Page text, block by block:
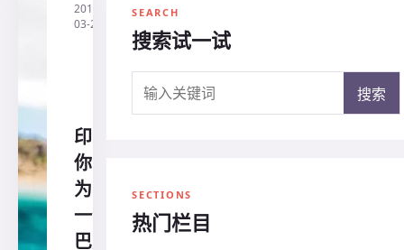
2019-
03-21
印尼,
你以
为就
一个
巴厘
SEARCH
搜索试一试
搜索关键词
搜索
SECTIONS
热门栏目